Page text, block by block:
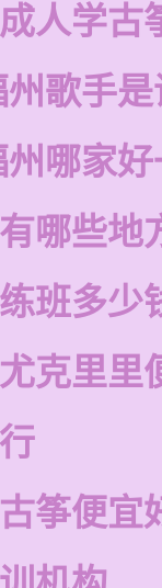
人学古
歌手
哪家
哪些地
班多少
克里里
筝便宜